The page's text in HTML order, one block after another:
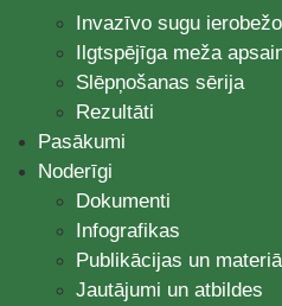
Invazīvo sugu
Ilgtspējīga meža
Slēpņošanas sērija
Rezultāti
Pasākumi
Noderīgi
Dokumenti
Infografikas
Publikācijas un
Jautājumi un atbildes